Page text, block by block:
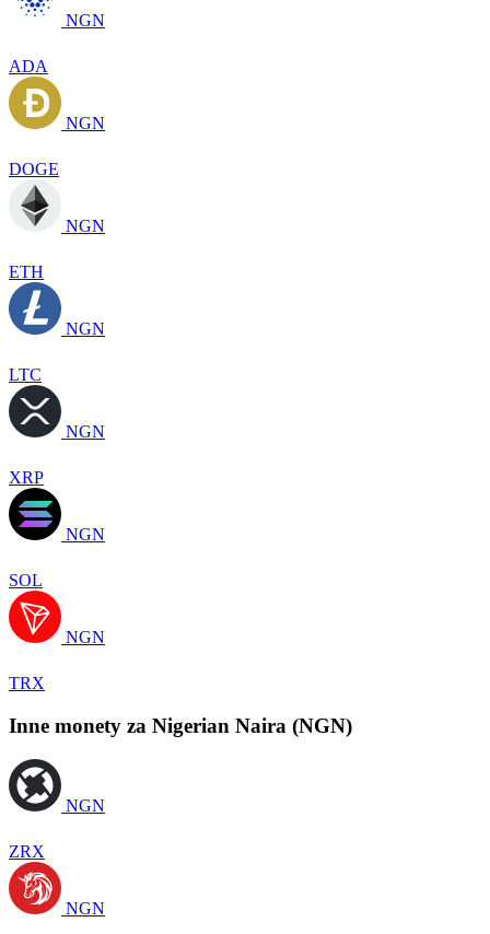
NGN
ADA
NGN
DOGE
NGN
ETH
NGN
LTC
NGN
XRP
NGN
SOL
NGN
TRX
Inne monety za Nigerian Naira (NGN)
NGN
ZRX
NGN